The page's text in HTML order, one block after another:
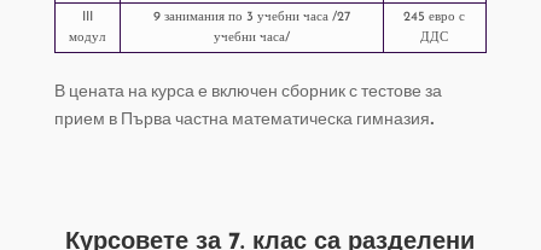
III
модул
9 занимания по 3 учебни часа /27
учебни часа/
245 евро с
ДДС
В цената на курса е включен сборник с тестове за
прием в Първа частна математическа гимназия.
Курсовете за7. клас са разделени